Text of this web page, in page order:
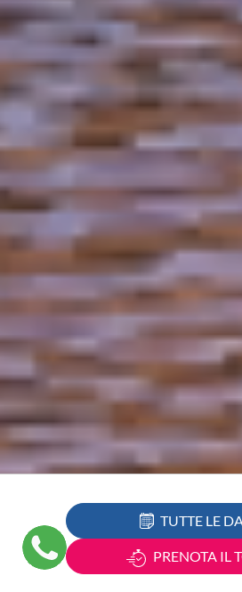
TUTTE LE
PRENOTA IL